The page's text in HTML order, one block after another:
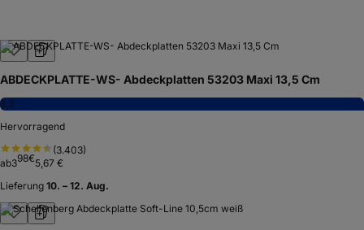
ABDECKPLATTE-WS- Abdeckplatten 53203 Maxi 13,5 Cm
8,3
Hervorragend
(3.403)
ab398€5,67 €
Lieferung 10. – 12. Aug.